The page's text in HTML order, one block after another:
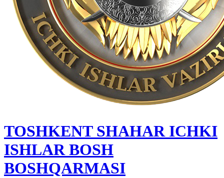
TOSHKENT SHAHAR IСHKI
ISHLAR BOSH
BOSHQARMASI